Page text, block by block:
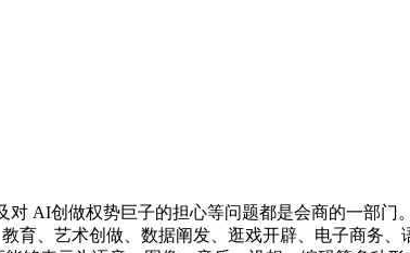
创做权势巨子的担心等问题都是会商的一部门
、艺术创做、数据阐发、逛戏开辟、电子商务、